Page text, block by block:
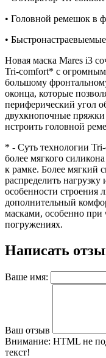
• Головной ремешок в
•
Новая маска Mares i3
Tri-comfort* с
большому
оконца, которые
периферический угол
двухкнопочные
нстроить головной
* - Суть технологии
более мягкого
к рамке. Более мягкий
распределить
особенности строения
дополнительный
масками, особенно
погружениях.
Написать
Ваше имя:
Ваш отзыв
Внимание: HTML не
текст!